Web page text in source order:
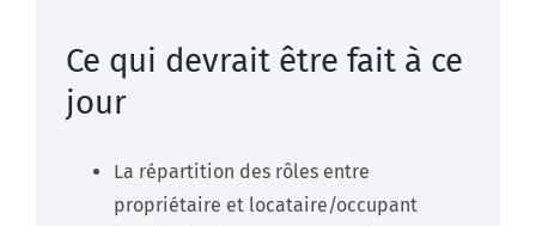
Ce qui devrait être fait à ce
jour
La répartition des rôles entre
propriétaire et locataire/occupant